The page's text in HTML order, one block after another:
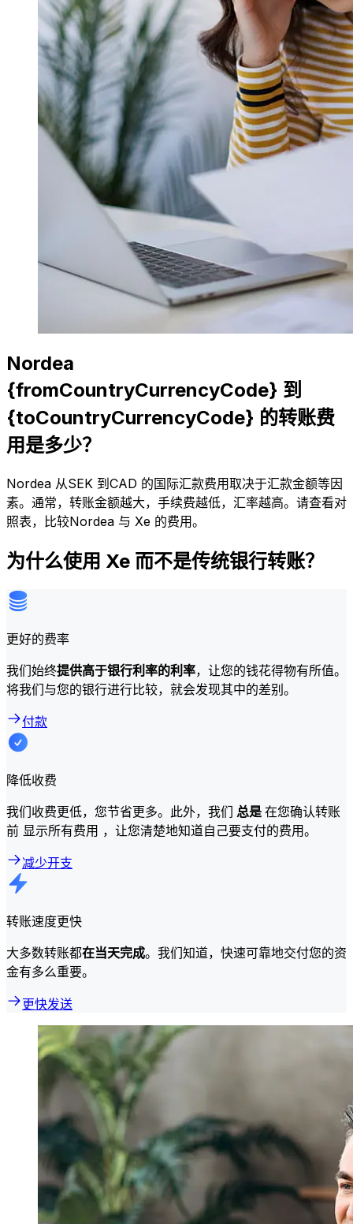
Nordea
{fromCountryCurrencyCode} 到
{toCountryCurrencyCode} 的转账费
用是多少？
Nordea 从SEK 到CAD 的国际汇款费用取决于汇款金额等因
素。通常，转账金额越大，手续费越低，汇率越高。请查看对
照表，比较Nordea 与 Xe 的费用。
为什么使用 Xe 而不是传统银行转账？
更好的费率
我们始终提供高于银行利率的利率，让您的钱花得物有所值。
将我们与您的银行进行比较，就会发现其中的差别。
付款
降低收费
我们收费更低，您节省更多。此外，我们 总是在您确认转账
前 显示所有费用 ，让您清楚地知道自己要支付的费用。
减少开支
转账速度更快
大多数转账都在当天完成。我们知道，快速可靠地交付您的资
金有多么重要。
更快发送